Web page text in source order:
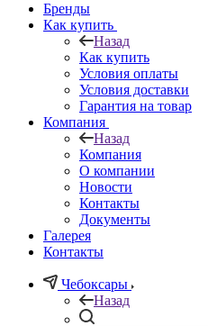
Бренды
Как купить
Назад
Как купить
Условия оплаты
Условия доставки
Гарантия на товар
Компания
Назад
Компания
О компании
Новости
Контакты
Документы
Галерея
Контакты
Чебоксары
Назад